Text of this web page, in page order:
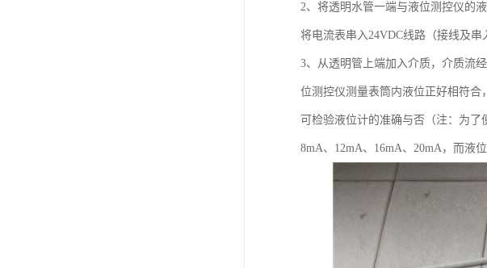
2、将透明水管一端与液位测控仪的
将电流表串入24VDC线路（接线及串
3、从透明管上端加入介质，介质流
位测控仪测量表筒内液位正好相符合
可检验液位计的准确与否（注：为了
8mA、12mA、16mA、20mA，而液